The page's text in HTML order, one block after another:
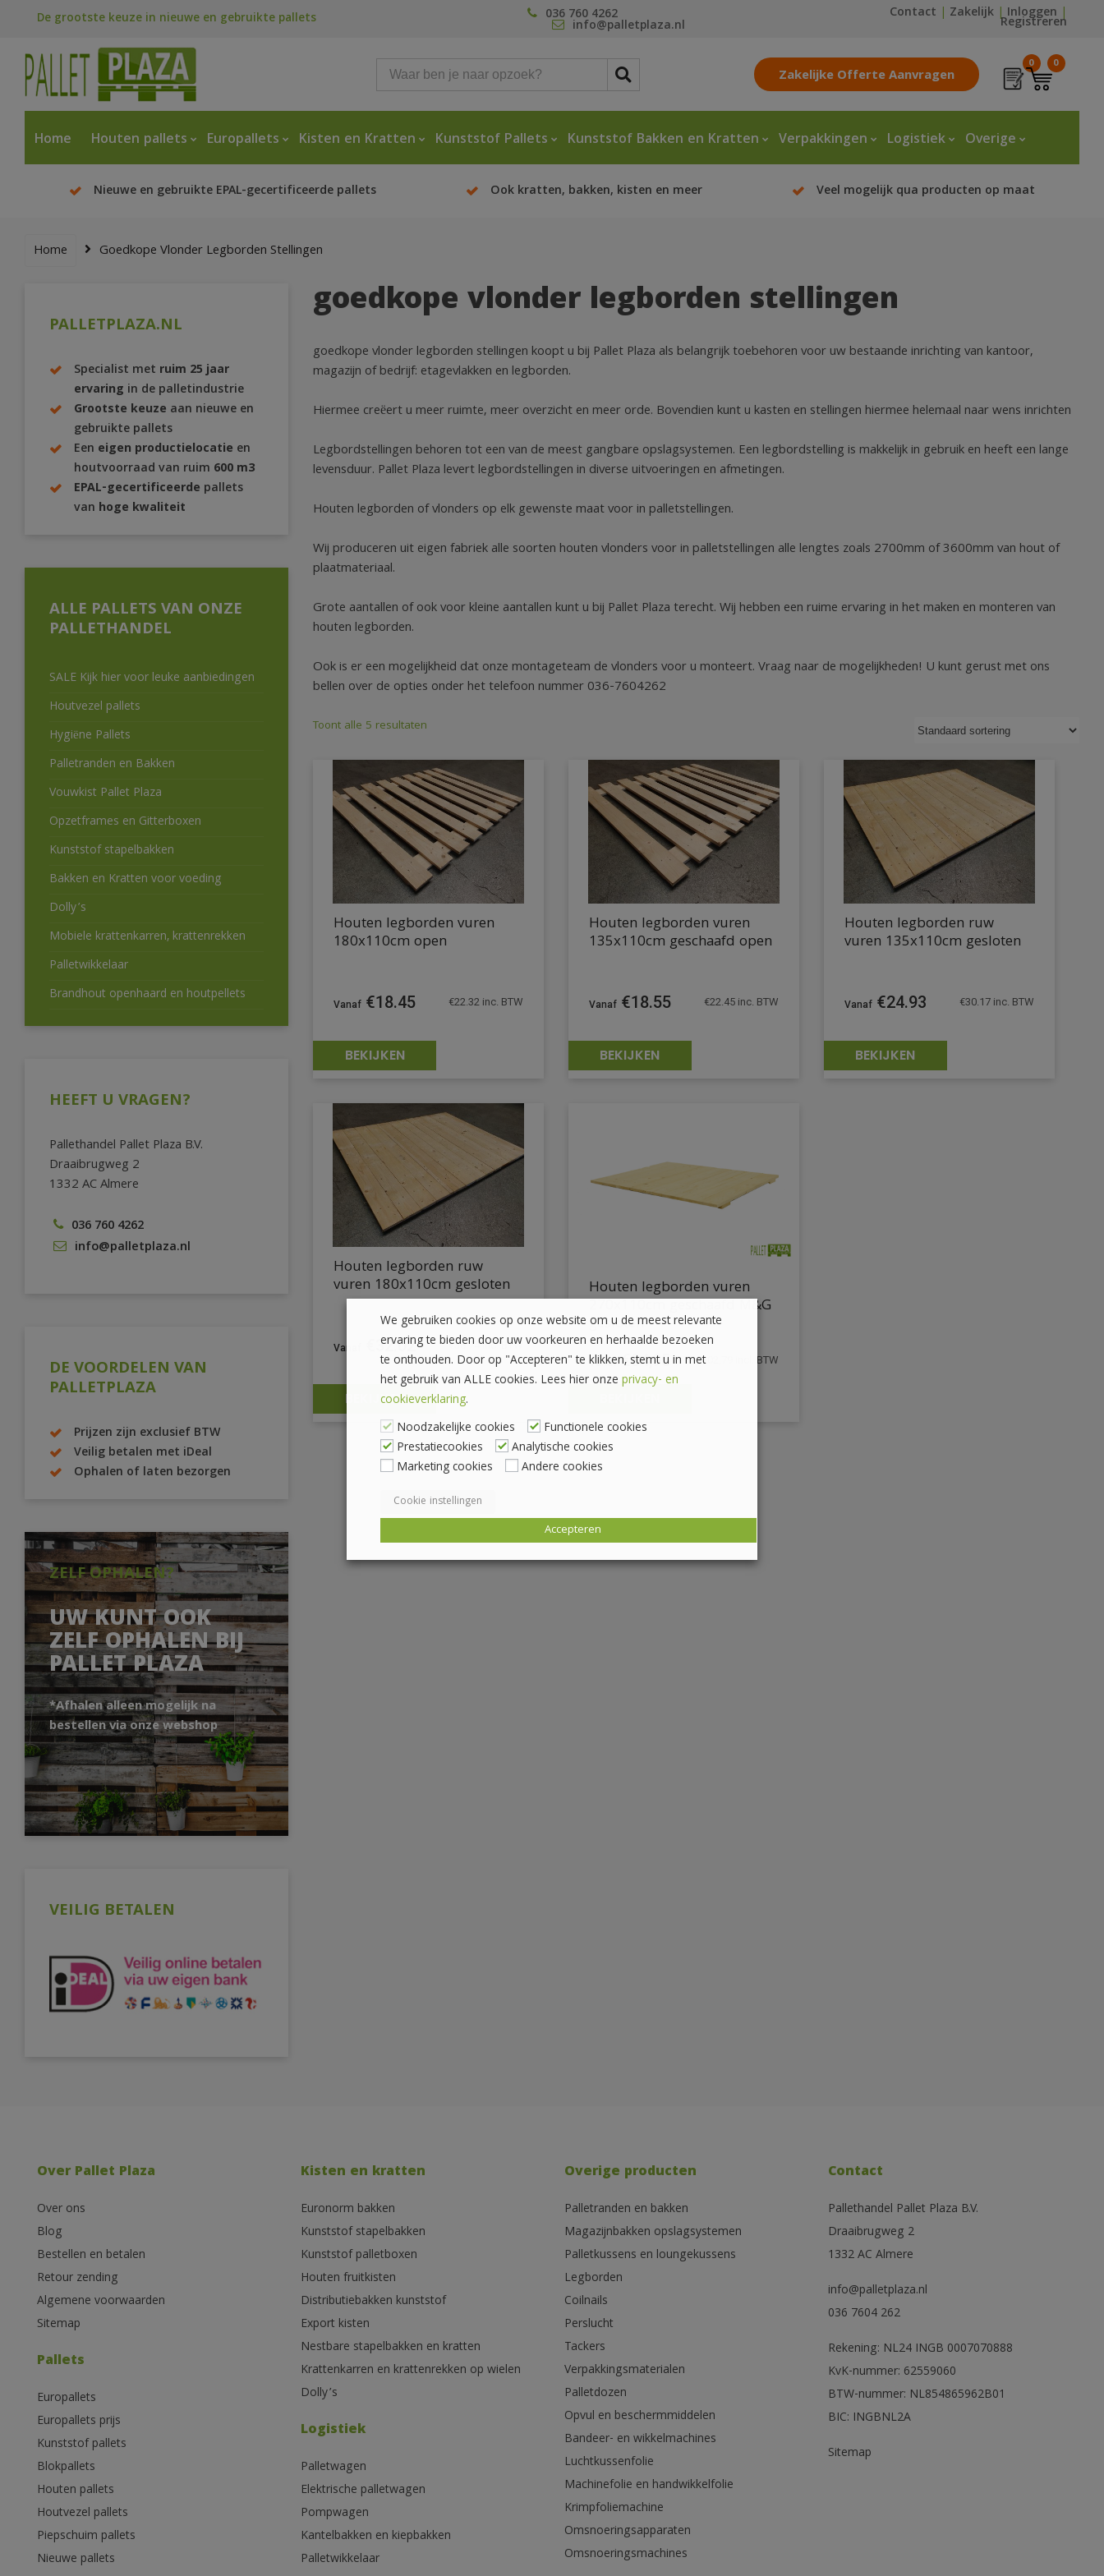
De grootste keuze in nieuwe en gebruikte pallets 036 760 4262
info@palletplaza.nl
Contact | Zakelijk |Inloggen |
Registreren
Zakelijke Offerte Aanvragen
0 0
Home Houten pallets Europallets Kisten en Kratten Kunststof Pallets Kunststof Bakken en Kratten Verpakkingen Logistiek Overige
Nieuwe en gebruikte EPAL-gecertificeerde pallets Ook kratten, bakken, kisten en meer Veel mogelijk qua producten op maat
Home Goedkope Vlonder Legborden Stellingen
PALLETPLAZA.NL
Specialist met ruim 25 jaar
ervaring in de palletindustrie
Grootste keuze aan nieuwe en
gebruikte pallets
Een eigen productielocatie en
houtvoorraad van ruim 600 m3
EPAL-gecertificeerde pallets
van hoge kwaliteit
ALLE PALLETS VAN ONZE
PALLETHANDEL
SALE Kijk hier voor leuke aanbiedingen
Houtvezel pallets
Hygiëne Pallets
Palletranden en Bakken
Vouwkist Pallet Plaza
Opzetframes en Gitterboxen
Kunststof stapelbakken
Bakken en Kratten voor voeding
Dolly’s
Mobiele krattenkarren, krattenrekken
Palletwikkelaar
Brandhout openhaard en houtpellets
HEEFT U VRAGEN?
Pallethandel Pallet Plaza B.V.
Draaibrugweg 2
1332 AC Almere
036 760 4262
info@palletplaza.nl
DE VOORDELEN VAN
PALLETPLAZA
Prijzen zijn exclusief BTW
Veilig betalen met iDeal
Ophalen of laten bezorgen
ZELF OPHALEN?
UW KUNT OOK
ZELF OPHALEN BIJ
PALLET PLAZA
*Afhalen alleen mogelijk na
bestellen via onze webshop
VEILIG BETALEN
goedkope vlonder legborden stellingen
goedkope vlonder legborden stellingen koopt u bij Pallet Plaza als belangrijk toebehoren voor uw bestaande inrichting van kantoor,
magazijn of bedrijf: etagevlakken en legborden.
Hiermee creëert u meer ruimte, meer overzicht en meer orde. Bovendien kunt u kasten en stellingen hiermee helemaal naar wens inrichten
Legbordstellingen behoren tot een van de meest gangbare opslagsystemen. Een legbordstelling is makkelijk in gebruik en heeft een lange
levensduur. Pallet Plaza levert legbordstellingen in diverse uitvoeringen en afmetingen.
Houten legborden of vlonders op elk gewenste maat voor in palletstellingen.
Wij produceren uit eigen fabriek alle soorten houten vlonders voor in palletstellingen alle lengtes zoals 2700mm of 3600mm van hout of
plaatmateriaal.
Grote aantallen of ook voor kleine aantallen kunt u bij Pallet Plaza terecht. Wij hebben een ruime ervaring in het maken en monteren van
houten legborden.
Ook is er een mogelijkheid dat onze montageteam de vlonders voor u monteert. Vraag naar de mogelijkheden! U kunt gerust met ons
bellen over de opties onder het telefoon nummer 036-7604262
Toont alle 5 resultaten
Houten legborden vuren
180x110cm open
€18.45 €22.32inc. BTW
BEKIJKEN
Houten legborden vuren
135x110cm geschaafd open
€18.55 €22.45inc. BTW
BEKIJKEN
Houten legborden ruw
vuren 135x110cm gesloten
€24.93 €30.17inc. BTW
BEKIJKEN
Houten legborden ruw
vuren 180x110cm gesloten
32.02 €38.74inc. BTW
BEKIJKEN
Houten legborden vuren
270x110cm geschaafd M&G
gesloten
€ 84,95 €102,79 incl. BTW
Over Pallet Plaza
Over ons
Blog
Bestellen en betalen
Retour zending
Algemene voorwaarden
Sitemap
Pallets
Europallets
Europallets prijs
Kunststof pallets
Blokpallets
Houten pallets
Houtvezel pallets
Piepschuim pallets
Nieuwe pallets
Kisten en kratten
Euronorm bakken
Kunststof stapelbakken
Kunststof palletboxen
Houten fruitkisten
Distributiebakken kunststof
Export kisten
Nestbare stapelbakken en kratten
Krattenkarren en krattenrekken op wielen
Dolly’s
Logistiek
Palletwagen
Elektrische palletwagen
Pompwagen
Kantelbakken en kiepbakken
Palletwikkelaar
Overige producten
Palletranden en bakken
Magazijnbakken opslagsystemen
Palletkussens en loungekussens
Legborden
Coilnails
Perslucht
Tackers
Verpakkingsmaterialen
Palletdozen
Opvul en beschermmiddelen
Bandeer- en wikkelmachines
Luchtkussenfolie
Machinefolie en handwikkelfolie
Krimpfoliemachine
Omsnoeringsapparaten
Omsnoeringsmachines
Contact
Pallethandel Pallet Plaza B.V.
Draaibrugweg 2
1332 AC Almere
info@palletplaza.nl
036 7604 262
Rekening: NL24 INGB 0007070888
KvK-nummer: 62559060
BTW-nummer: NL854865962B01
BIC: INGBNL2A
Sitemap
We gebruiken cookies op onze website om u de meest relevante
ervaring te bieden door uw voorkeuren en herhaalde bezoeken
te onthouden. Door op "Accepteren" te klikken, stemt u in met
het gebruik van ALLE cookies. Lees hier onze privacy- en
cookieverklaring.
Noodzakelijke cookies
Functionele cookies
Prestatiecookies
Analytische cookies
Marketing cookies
Andere cookies
Cookie instellingen
Accepteren